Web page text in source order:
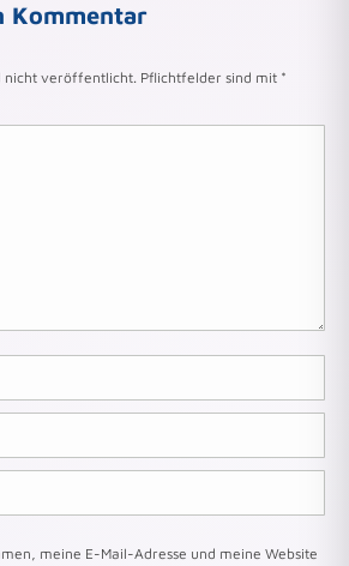
Kommentar
nicht veröffentlicht. Pflichtfelder sind mit *
meine E-Mail-Adresse und meine Website